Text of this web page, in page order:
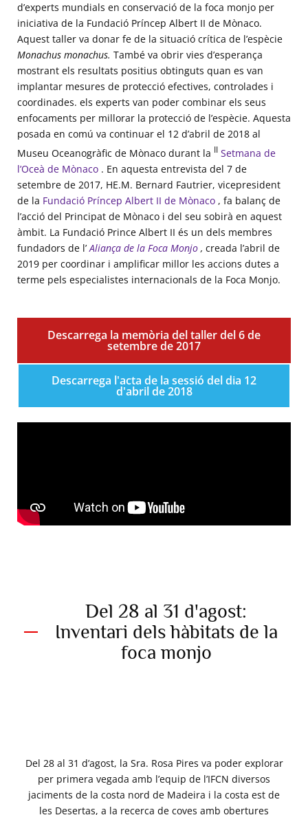
d’experts mundials en conservació de la foca monjo per
iniciativa de la Fundació Príncep Albert II de Mònaco.
Aquest taller va donar fe de la situació crítica de l’espècie
Monachus monachus. També va obrir vies d’esperança
mostrant els resultats positius obtinguts quan es van
implantar mesures de protecció efectives, controlades i
coordinades. els experts van poder combinar els seus
enfocaments per millorar la protecció de l’espècie. Aquesta
posada en comú va continuar el 12 d’abril de 2018 al
Museu Oceanogràfic de Mònaco durant la II Setmana de
l’Oceà de Mònaco . En aquesta entrevista del 7 de
setembre de 2017, HE.M. Bernard Fautrier, vicepresident
de la Fundació Príncep Albert II de Mònaco , fa balanç de
l’acció del Principat de Mònaco i del seu sobirà en aquest
àmbit. La Fundació Prince Albert II és un dels membres
fundadors de l’ Aliança de la Foca Monjo , creada l’abril de
2019 per coordinar i amplificar millor les accions dutes a
terme pels especialistes internacionals de la Foca Monjo.
Descarrega la memòria del taller del 6 de
setembre de 2017
Descarrega l'acta de la sessió del dia 12
d'abril de 2018
Del 28 al 31 d'agost:
Inventari dels hàbitats de la
foca monjo
Del 28 al 31 d’agost, la Sra. Rosa Pires va poder explorar
per primera vegada amb l’equip de l’IFCN diversos
jaciments de la costa nord de Madeira i la costa est de
les Desertas, a la recerca de coves amb obertures